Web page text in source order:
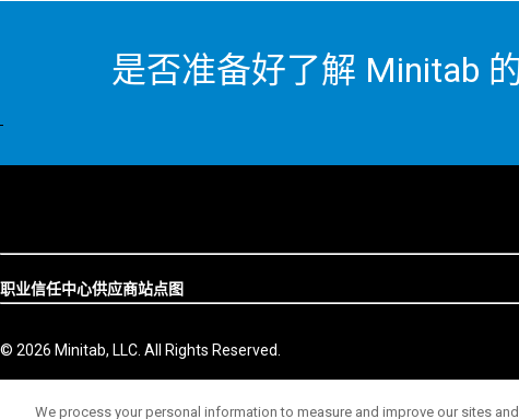
是否准备好了解 Minitab
职业信任中心供应商站点图
© 2026 Minitab, LLC. All Rights Reserved.
We process your personal information to measure and improve our sites